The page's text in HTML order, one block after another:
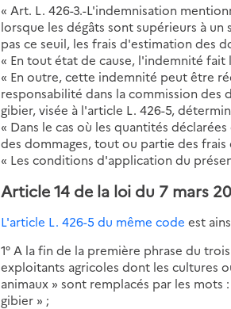
« Art. L. 426-3.-L'indemnisation
lorsque les dégâts sont supérieurs à
pas ce seuil, les frais d'estimation des
« En tout état de cause, l'indemnité
« En outre, cette indemnité peut être
responsabilité dans la commission des
gibier, visée à l'article L. 426-5,
« Dans le cas où les quantités
des dommages, tout ou partie des
« Les conditions d'application du
Article 14 de la loi du 7 mars
L'article L. 426-5 du même code est
1° A la fin de la première phrase du
exploitants agricoles dont les cultures
animaux » sont remplacés par les
gibier » ;